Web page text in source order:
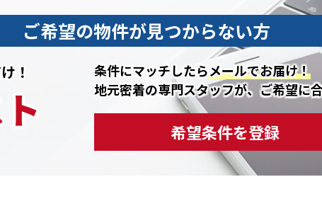
ご希望の物件が見つからない方
！ 条件にマッチしたらメールでお届け！
地元密着の専門スタッフが、ご希望に
希望条件を登録